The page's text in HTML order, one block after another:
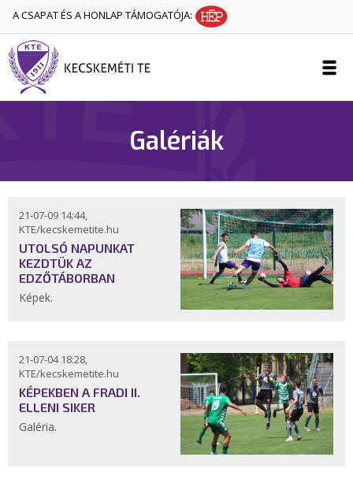
A CSAPAT ÉS A HONLAP TÁMOGATÓJA:
Galériák
21-07-09 14:44,
KTE/kecskemetite.hu
UTOLSÓ NAPUNKAT
KEZDTÜK AZ
EDZŐTÁBORBAN
Képek.
21-07-04 18:28,
KTE/kecskemetite.hu
KÉPEKBEN A FRADI II.
ELLENI SIKER
Galéria.